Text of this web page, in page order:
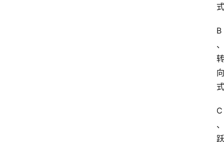
式
B
、
转
向
式
C
、
跃